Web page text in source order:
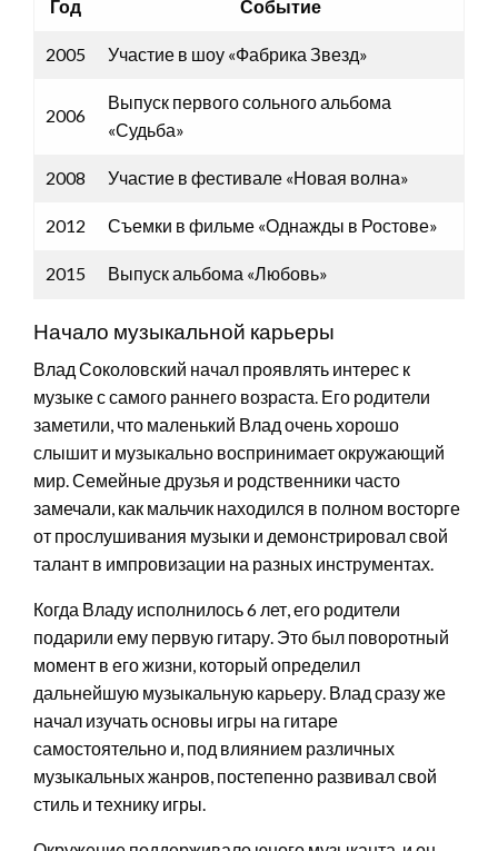
Год Событие
2005 Участие в шоу «Фабрика Звезд»
2006
Выпуск первого сольного альбома
«Судьба»
2008 Участие в фестивале «Новая волна»
2012 Съемки в фильме «Однажды в Ростове»
2015 Выпуск альбома «Любовь»
Начало музыкальной карьеры
Влад Соколовский начал проявлять интерес к
музыке с самого раннего возраста. Его родители
заметили, что маленький Влад очень хорошо
слышит и музыкально воспринимает окружающий
мир. Семейные друзья и родственники часто
замечали, как мальчик находился в полном восторге
от прослушивания музыки и демонстрировал свой
талант в импровизации на разных инструментах.
Когда Владу исполнилось 6 лет, его родители
подарили ему первую гитару. Это был поворотный
момент в его жизни, который определил
дальнейшую музыкальную карьеру. Влад сразу же
начал изучать основы игры на гитаре
самостоятельно и, под влиянием различных
музыкальных жанров, постепенно развивал свой
стиль и технику игры.